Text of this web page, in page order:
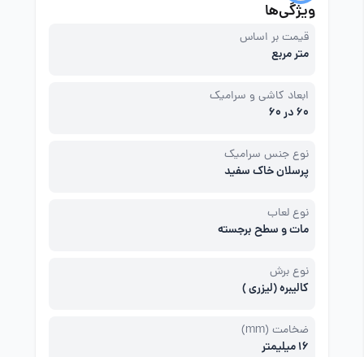
ویژگی‌ها
قیمت بر اساس
متر مربع
ابعاد کاشی و سرامیک
60 در 60
نوع جنس سرامیک
پرسلان خاک سفید
نوع لعاب
مات و سطح برجسته
نوع برش
کالیبره (لیزری )
ضخامت (mm)
16 میلیمتر